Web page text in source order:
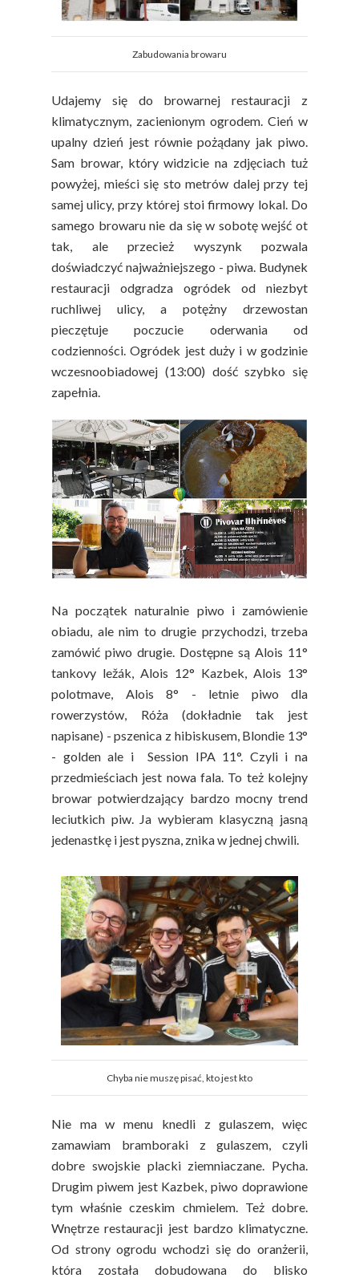
Zabudowania browaru
Udajemy się do browarnej restauracji z
klimatycznym, zacienionym ogrodem. Cień w
upalny dzień jest równie pożądany jak piwo.
Sam browar, który widzicie na zdjęciach tuż
powyżej, mieści się sto metrów dalej przy tej
samej ulicy, przy której stoi firmowy lokal. Do
samego browaru nie da się w sobotę wejść ot
tak, ale przecież wyszynk pozwala
doświadczyć najważniejszego - piwa. Budynek
restauracji odgradza ogródek od niezbyt
ruchliwej ulicy, a potężny drzewostan
pieczętuje poczucie oderwania od
codzienności. Ogródek jest duży i w godzinie
wczesnoobiadowej (13:00) dość szybko się
zapełnia.
Na początek naturalnie piwo i zamówienie
obiadu, ale nim to drugie przychodzi, trzeba
zamówić piwo drugie. Dostępne są Alois 11°
tankovy ležák, Alois 12° Kazbek, Alois 13°
polotmave, Alois 8° - letnie piwo dla
rowerzystów, Róża (dokładnie tak jest
napisane) - pszenica z hibiskusem, Blondie 13°
- golden ale i Session IPA 11°. Czyli i na
przedmieściach jest nowa fala. To też kolejny
browar potwierdzający bardzo mocny trend
leciutkich piw. Ja wybieram klasyczną jasną
jedenastkę i jest pyszna, znika w jednej chwili.
Chyba nie muszę pisać, kto jest kto
Nie ma w menu knedli z gulaszem, więc
zamawiam bramboraki z gulaszem, czyli
dobre swojskie placki ziemniaczane. Pycha.
Drugim piwem jest Kazbek, piwo doprawione
tym właśnie czeskim chmielem. Też dobre.
Wnętrze restauracji jest bardzo klimatyczne.
Od strony ogrodu wchodzi się do oranżerii,
która została dobudowana do blisko